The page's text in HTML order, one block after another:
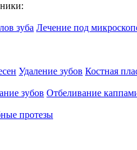
зуба Лечение под
Удаление зубов Костная
зубов Отбеливание
протезы